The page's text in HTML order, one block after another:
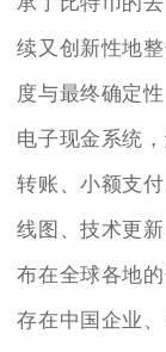
续又创新性地
度与最终确定
电子现金系统
转账、小额支
线图、技术更
布在全球各地
存在中国企业